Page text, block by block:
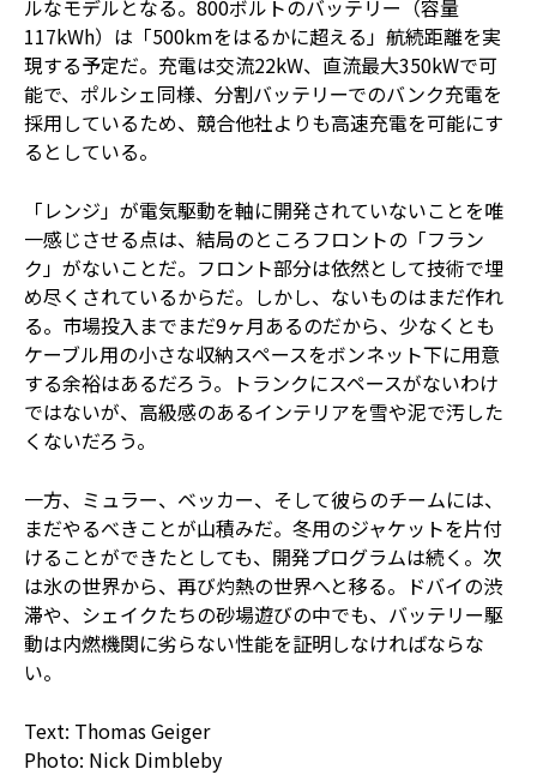
ルなモデルとなる。800ボルトのバッテリー（容量
117kWh）は「500kmをはるかに超える」航続距離を実
現する予定だ。充電は交流22kW、直流最大350kWで可
能で、ポルシェ同様、分割バッテリーでのバンク充電を
採用しているため、競合他社よりも高速充電を可能にす
るとしている。
「レンジ」が電気駆動を軸に開発されていないことを唯
一感じさせる点は、結局のところフロントの「フラン
ク」がないことだ。フロント部分は依然として技術で埋
め尽くされているからだ。しかし、ないものはまだ作れ
る。市場投入までまだ9ヶ月あるのだから、少なくとも
ケーブル用の小さな収納スペースをボンネット下に用意
する余裕はあるだろう。トランクにスペースがないわけ
ではないが、高級感のあるインテリアを雪や泥で汚した
くないだろう。
一方、ミュラー、ベッカー、そして彼らのチームには、
まだやるべきことが山積みだ。冬用のジャケットを片付
けることができたとしても、開発プログラムは続く。次
は氷の世界から、再び灼熱の世界へと移る。ドバイの渋
滞や、シェイクたちの砂場遊びの中でも、バッテリー駆
動は内燃機関に劣らない性能を証明しなければならな
い。
Text: Thomas Geiger
Photo: Nick Dimbleby